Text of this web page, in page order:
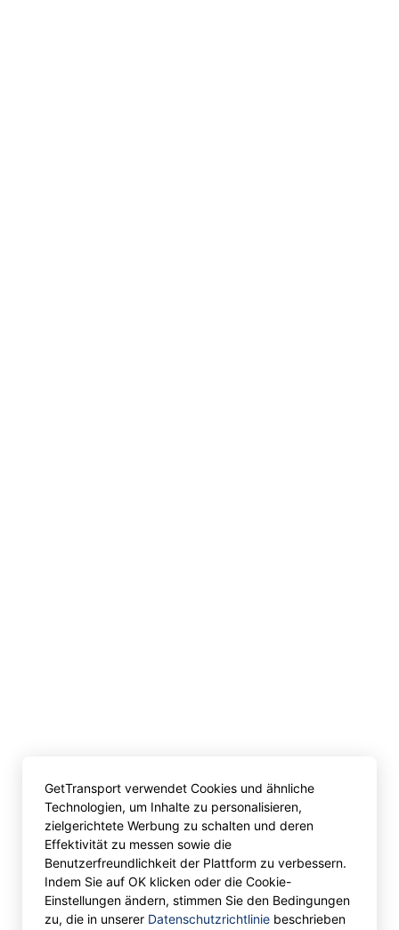
GetTransport verwendet Cookies und ähnliche
Technologien, um Inhalte zu personalisieren,
zielgerichtete Werbung zu schalten und deren
Effektivität zu messen sowie die
Benutzerfreundlichkeit der Plattform zu verbessern.
Indem Sie auf OK klicken oder die Cookie-
Einstellungen ändern, stimmen Sie den Bedingungen
zu, die in unserer Datenschutzrichtlinie beschrieben